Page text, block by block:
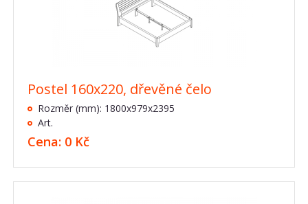
Postel 160x220, dřevěné čelo
Rozměr (mm): 1800x979x2395
Art.
Cena: 0 Kč